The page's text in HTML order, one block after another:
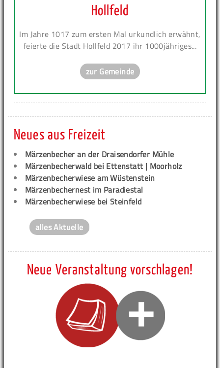
Hollfeld
Im Jahre 1017 zum ersten Mal urkundlich erwähnt,
feierte die Stadt Hollfeld 2017 ihr 1000jähriges...
zur Gemeinde
Neues aus Freizeit
Märzenbecher an der Draisendorfer Mühle
Märzenbecherwald bei Ettenstatt | Moorholz
Märzenbecherwiese am Wüstenstein
Märzenbechernest im Paradiestal
Märzenbecherwiese bei Steinfeld
alles Aktuelle
Neue Veranstaltung vorschlagen!